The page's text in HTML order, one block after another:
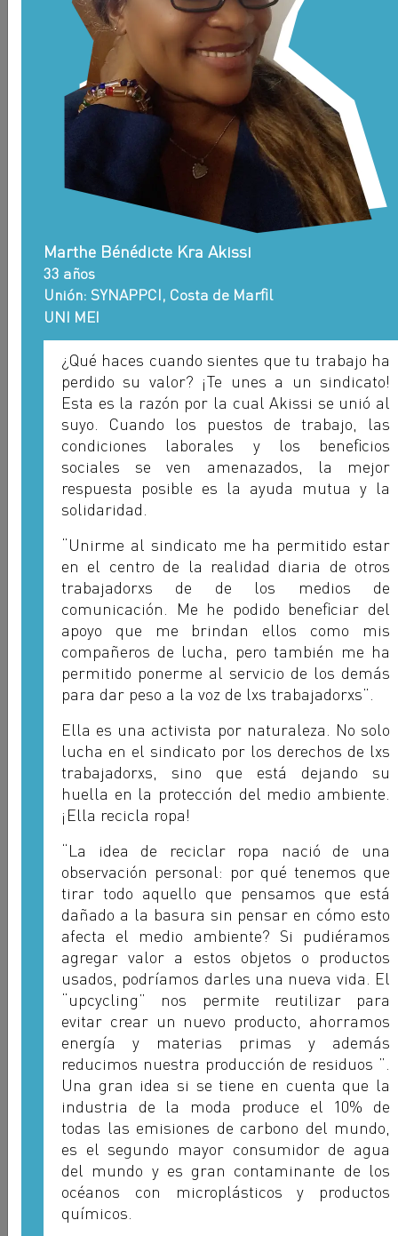
Samuel Oyelaja O
ASSBIFI - NIGERIA
Assane Sy
SNTPT - SENEGAL
Marthe Bénédicte Kra Akissi
33 años
Unión: SYNAPPCI, Costa de Marfil
UNI MEI
¿Qué haces cuando sientes que tu trabajo ha
perdido su valor? ¡Te unes a un sindicato!
Esta es la razón por la cual Akissi se unió al
suyo. Cuando los puestos de trabajo, las
condiciones laborales y los beneficios
sociales se ven amenazados, la mejor
respuesta posible es la ayuda mutua y la
solidaridad.
“Unirme al sindicato me ha permitido estar
en el centro de la realidad diaria de otros
trabajadorxs de de los medios de
comunicación. Me he podido beneficiar del
apoyo que me brindan ellos como mis
compañeros de lucha, pero también me ha
permitido ponerme al servicio de los demás
para dar peso a la voz de lxs trabajadorxs”.
Ella es una activista por naturaleza. No solo
lucha en el sindicato por los derechos de lxs
trabajadorxs, sino que está dejando su
huella en la protección del medio ambiente.
¡Ella recicla ropa!
“La idea de reciclar ropa nació de una
observación personal: por qué tenemos que
tirar todo aquello que pensamos que está
dañado a la basura sin pensar en cómo esto
afecta el medio ambiente? Si pudiéramos
agregar valor a estos objetos o productos
usados, podríamos darles una nueva vida. El
“upcycling” nos permite reutilizar para
evitar crear un nuevo producto, ahorramos
energía y materias primas y además
reducimos nuestra producción de residuos ”.
Una gran idea si se tiene en cuenta que la
industria de la moda produce el 10% de
todas las emisiones de carbono del mundo,
es el segundo mayor consumidor de agua
del mundo y es gran contaminante de los
océanos con microplásticos y productos
químicos.